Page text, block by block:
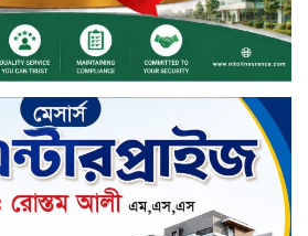
চুয়াডাঙ্গায় বিএআরআই’র কৃষি গবেষণা
কেন্দ্র, মেহেরপুর এর আঞ্চলিক রিভিউ
কর্মশালা/২০২৫-২৬ অনুষ্ঠিত
মুসলিম নিকাহ রেজিস্ট্রার কল্যাণ
পরিষদের সম্মেলন অনুষ্ঠিত